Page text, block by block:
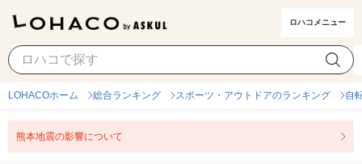
ロハコメニュー
クランクボルト・キャップ カテゴリ選択
LOHACOホーム 総合ランキング スポーツ・アウトドアのランキング 自
熊本地震の影響について